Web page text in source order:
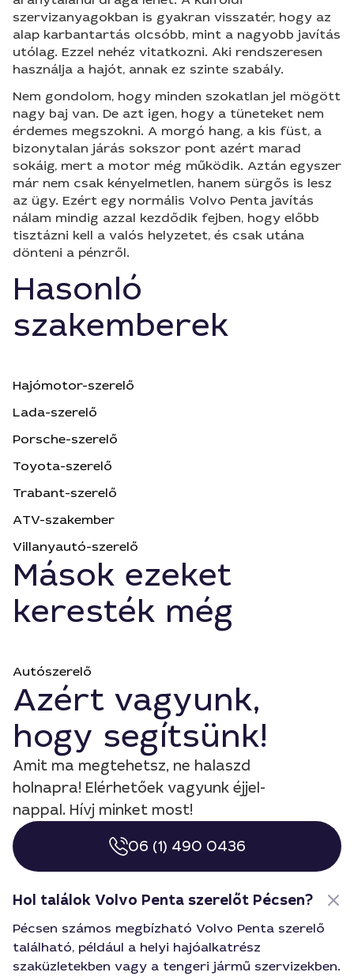
szervizanyagokban is gyakran visszatér, hogy az
alap karbantartás olcsóbb, mint a nagyobb javítás
utólag. Ezzel nehéz vitatkozni. Aki rendszeresen
használja a hajót, annak ez szinte szabály.
Nem gondolom, hogy minden szokatlan jel mögött
nagy baj van. De azt igen, hogy a tüneteket nem
érdemes megszokni. A morgó hang, a kis füst, a
bizonytalan járás sokszor pont azért marad
sokáig, mert a motor még működik. Aztán egyszer
már nem csak kényelmetlen, hanem sürgős is lesz
az ügy. Ezért egy normális Volvo Penta javítás
nálam mindig azzal kezdődik fejben, hogy előbb
tisztázni kell a valós helyzetet, és csak utána
dönteni a pénzről.
Hasonló
szakemberek
Hajómotor-szerelő
Lada-szerelő
Porsche-szerelő
Toyota-szerelő
Trabant-szerelő
ATV-szakember
Villanyautó-szerelő
Mások ezeket
keresték még
Autószerelő
Azért vagyunk,
hogy segítsünk!
Amit ma megtehetsz, ne halaszd
holnapra! Elérhetőek vagyunk éjjel-
nappal. Hívj minket most!
06 (1) 490 0436
Hol találok Volvo Penta szerelőt Pécsen?
Pécsen számos megbízható Volvo Penta szerelő
található, például a helyi hajóalkatrész
szaküzletekben vagy a tengeri jármű szervizekben.